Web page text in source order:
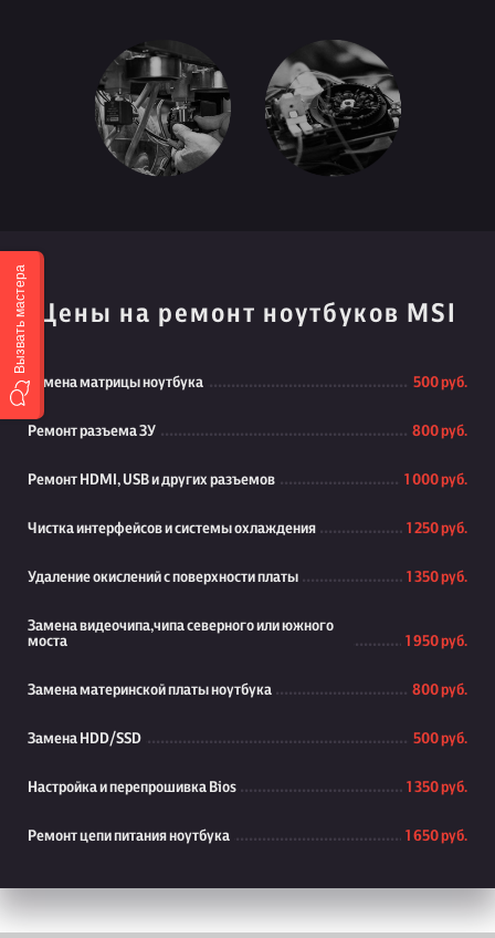
Цены на ремонт ноутбуков MSI
Замена матрицы ноутбука 500 руб.
Ремонт разъема ЗУ 800 руб.
Ремонт HDMI, USB и других разъемов 1 000 руб.
Чистка интерфейсов и системы охлаждения 1 250 руб.
Удаление окислений с поверхности платы 1 350 руб.
Замена видеочипа,чипа северного или южного
моста
1 950 руб.
Замена материнской платы ноутбука 800 руб.
Замена HDD/SSD 500 руб.
Настройка и перепрошивка Bios 1 350 руб.
Ремонт цепи питания ноутбука 1 650 руб.
Вызвать мастера